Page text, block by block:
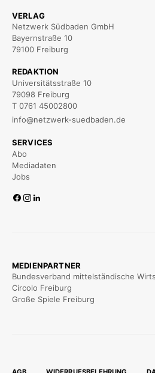
VERLAG
Netzwerk Südbaden GmbH
Bayernstraße 10
79100 Freiburg
REDAKTION
Universitätsstraße 10
79098 Freiburg
T 0761 45002800
info@netzwerk-suedbaden.de
SERVICES
Abo
Mediadaten
Jobs
MEDIENPARTNER
Bundesverband mittelständische
Circolo Freiburg
Große Spiele Freiburg